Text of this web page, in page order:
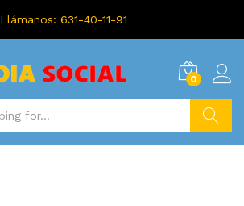
Llámanos: 631-40-11-91
0